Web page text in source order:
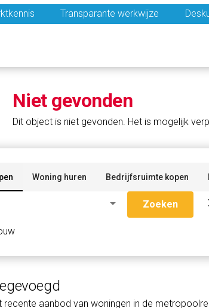
Transparante werkwijze
Niet gevonden
Dit object is niet gevonden. Het is mogelijk
Woning huren Bedrijfsruimte kopen
arrow_drop_down Zoeken
recente aanbod van woningen in de